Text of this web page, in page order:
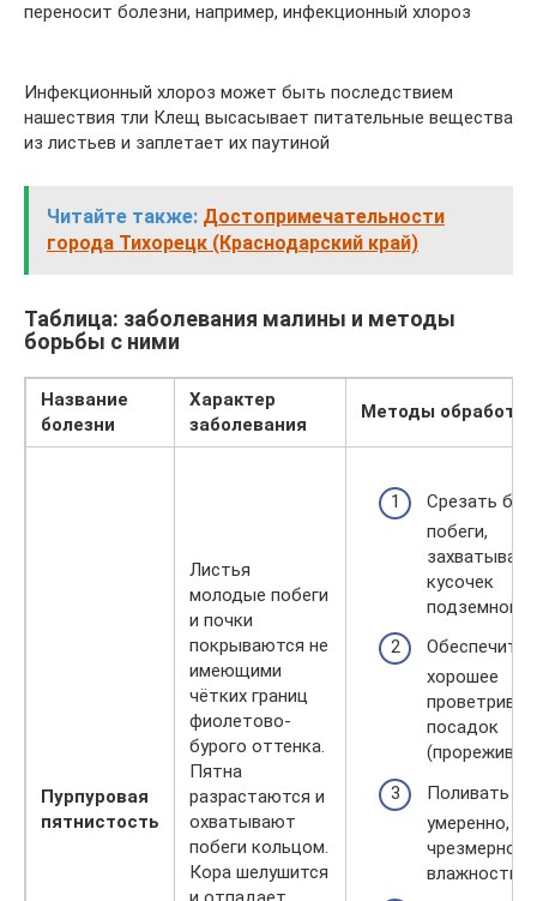
переносит болезни, например, инфекционный хлороз
Инфекционный хлороз может быть последствием
нашествия тли Клещ высасывает питательные вещества
из листьев и заплетает их паутиной
Читайте также: Достопримечательности
города Тихорецк (Краснодарский край)
Таблица: заболевания малины и методы
борьбы с ними
Название
болезни
Характер
заболевания
Методы обработки
Пурпуровая
пятнистость
Листья
молодые побеги
и почки
покрываются не
имеющими
чётких границ
фиолетово-
бурого оттенка.
Пятна
разрастаются и
охватывают
побеги кольцом.
Кора шелушится
Срезать
побеги,
захватывая
кусочек
подземной
Обеспечить
хорошее
посадок
Поливать
умеренно,
чрезмерной
влажности